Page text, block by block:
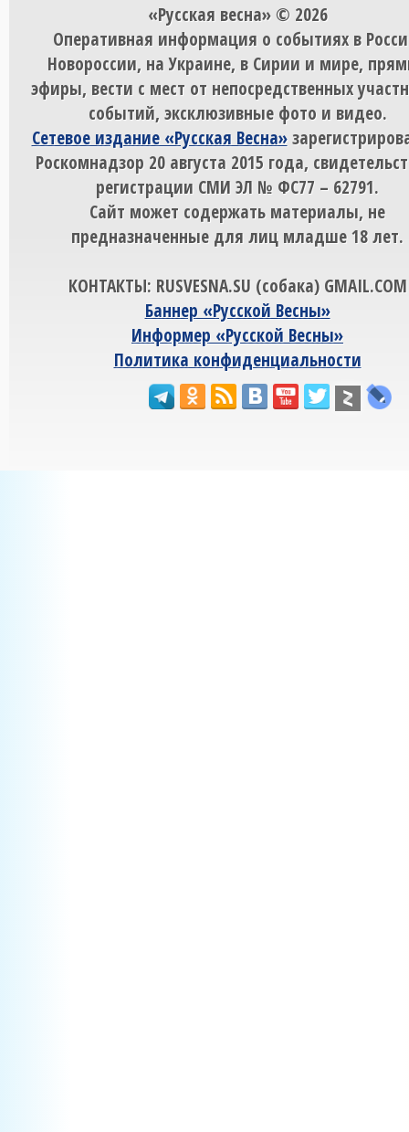
«Русская весна» © 2026
Оперативная информация о событиях в
Новороссии, на Украине, в Сирии и мире,
эфиры, вести с мест от непосредственных
событий, эксклюзивные фото и видео.
Сетевое издание «Русская Весна»
Роскомнадзор 20 августа 2015 года,
регистрации СМИ ЭЛ № ФС77 – 62791.
Сайт может содержать материалы, не
предназначенные для лиц младше 18 лет.
КОНТАКТЫ: RUSVESNA.SU (собака) GMAIL.COM
Баннер «Русской Весны»
Информер «Русской Весны»
Политика конфиденциальности